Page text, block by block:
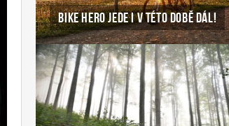
BIKE HERO JEDE I V TÉTO DOBĚ DÁL!